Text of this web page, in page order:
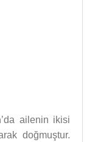
’da ailenin ikisi
doğmuştur.